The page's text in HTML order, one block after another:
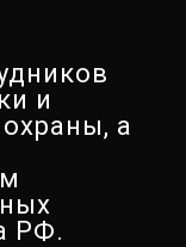
и
а
РФ.